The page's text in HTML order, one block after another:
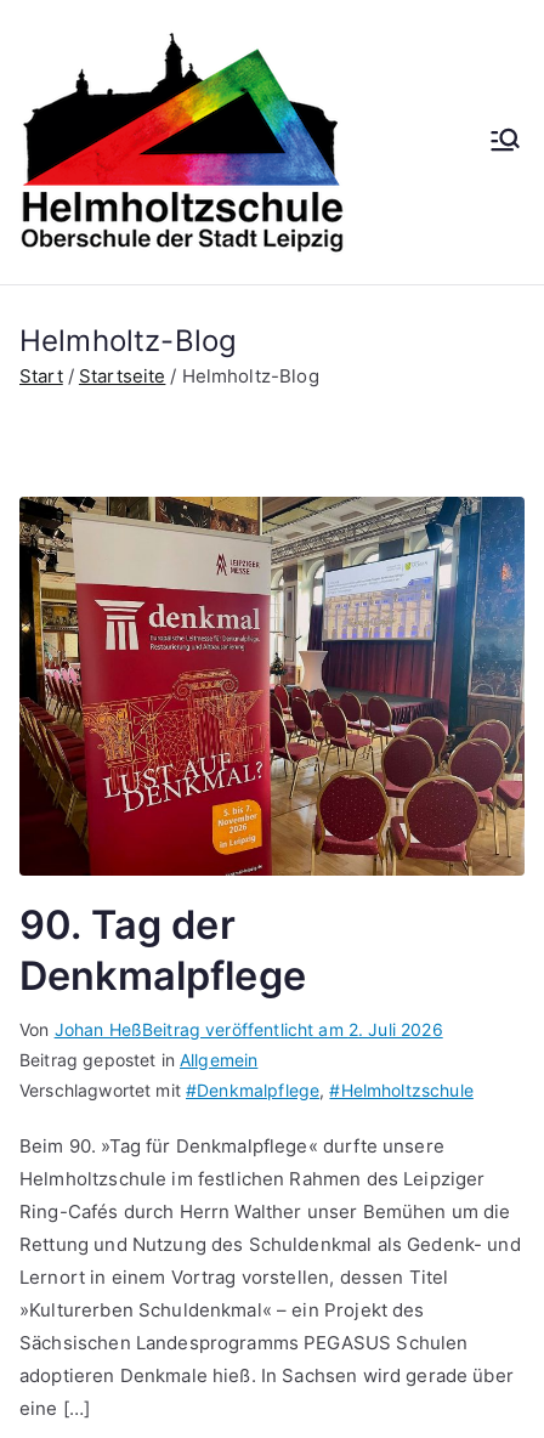
springen
ule
Helmholtz-Blog
Start Startseite Helmholtz-Blog
90. Tag der
Denkmalpflege
Von Johan HeßBeitrag veröffentlicht am 2. Juli 2026
Beitrag gepostet inAllgemein
Verschlagwortet mit#Denkmalpflege,#Helmholtzschule
Beim 90. »Tag für Denkmalpflege« durfte unsere
Helmholtzschule im festlichen Rahmen des Leipziger
Ring-Cafés durch Herrn Walther unser Bemühen um die
Rettung und Nutzung des Schuldenkmal als Gedenk- und
Lernort in einem Vortrag vorstellen, dessen Titel
»Kulturerben Schuldenkmal« – ein Projekt des
Sächsischen Landesprogramms PEGASUS Schulen
adoptieren Denkmale hieß. In Sachsen wird gerade über
eine […]